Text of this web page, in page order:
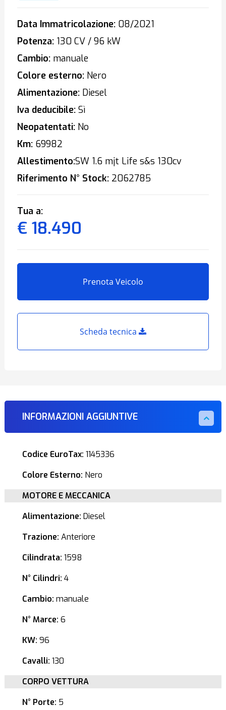
Data Immatricolazione:08/2021
Potenza:130 CV / 96 kW
Cambio:manuale
Colore esterno:Nero
Alimentazione:Diesel
Iva deducibile:Sì
Neopatentati:No
Km:69982
Allestimento:SW 1.6 mjt Life s&s 130cv
Riferimento N° Stock:2062785
Tua a:
€ 18.490
Prenota Veicolo
Scheda tecnica
INFORMAZIONI AGGIUNTIVE
Codice EuroTax: 1145336
Colore Esterno: Nero
MOTORE E MECCANICA
Alimentazione: Diesel
Trazione: Anteriore
Cilindrata: 1598
N° Cilindri: 4
Cambio: manuale
N° Marce: 6
KW: 96
Cavalli: 130
CORPO VETTURA
N° Porte: 5